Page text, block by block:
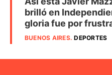
brilló en
gloria fue por
BUENOS AIRES.DEPORTES